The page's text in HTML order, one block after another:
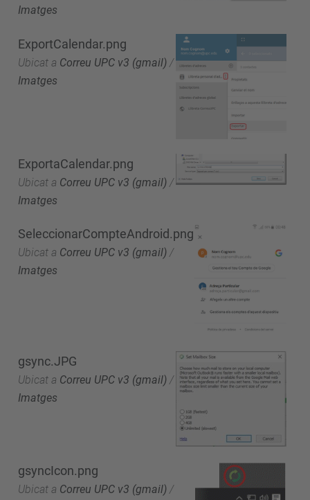
Imatges
ExportCalendar.png
Ubicat a Correu UPC v3 (gmail) /
Imatges
ExportaCalendar.png
Ubicat a Correu UPC v3 (gmail) /
Imatges
SeleccionarCompteAndroid.png
Ubicat a Correu UPC v3 (gmail) /
Imatges
gsync.JPG
Ubicat a Correu UPC v3 (gmail) /
Imatges
gsyncIcon.png
Ubicat a Correu UPC v3 (gmail) /